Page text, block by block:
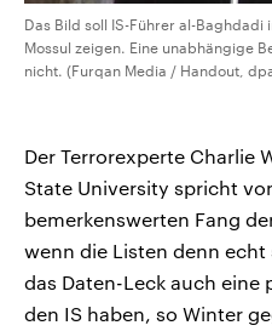
Das Bild soll IS-Führer al-
Mossul zeigen. Eine unabhängige
nicht. (Furqan Media / Handout,
Der Terrorexperte Charlie
State University spricht
bemerkenswerten Fang
wenn die Listen denn
das Daten-Leck auch
den IS haben, so Winter